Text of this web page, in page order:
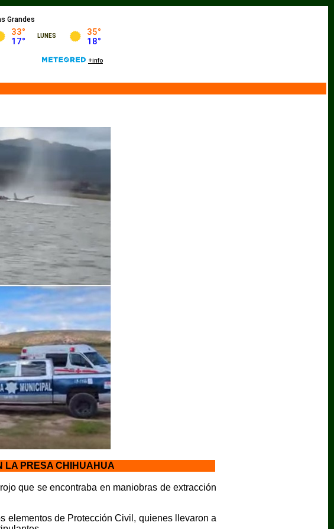
LA PRESA CHIHUAHUA
que se encontraba en maniobras de extracción
elementos de Protección Civil, quienes llevaron a